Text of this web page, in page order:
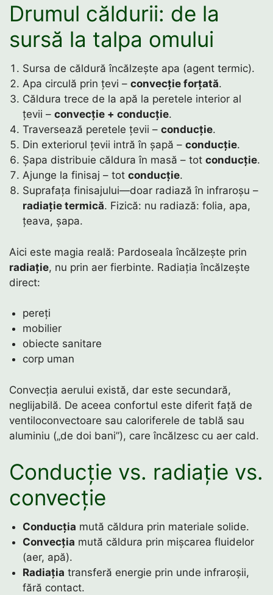
Drumul căldurii: de la
sursă la talpa omului
Sursa de căldură încălzește apa (agent termic).
Apa circulă prin țevi –convecție forțată.
Căldura trece de la apă la peretele interior al
țevii –convecție + conducție.
Traversează peretele țevii –conducție.
Din exteriorul țevii intră în șapă –conducție.
Șapa distribuie căldura în masă – totconducție.
Ajunge la finisaj – totconducție.
Suprafața finisajului—doar radiază în infraroșu –
radiație termică. Fizică: nu radiază: folia, apa,
țeava, șapa.
Aici este magia reală: Pardoseala încălzește prin
radiație, nu prin aer fierbinte. Radiația încălzește
direct:
pereți
mobilier
obiecte sanitare
corp uman
Convecția aerului există, dar este secundară,
neglijabilă. De aceea confortul este diferit față de
ventiloconvectoare sau caloriferele de tablă sau
aluminiu („de doi bani”), care încălzesc cu aer cald.
Conducție vs. radiație vs.
convecție
Conducția mută căldura prin materiale solide.
Convecția mută căldura prin mișcarea fluidelor
(aer, apă).
Radiația transferă energie prin unde infraroșii,
fără contact.